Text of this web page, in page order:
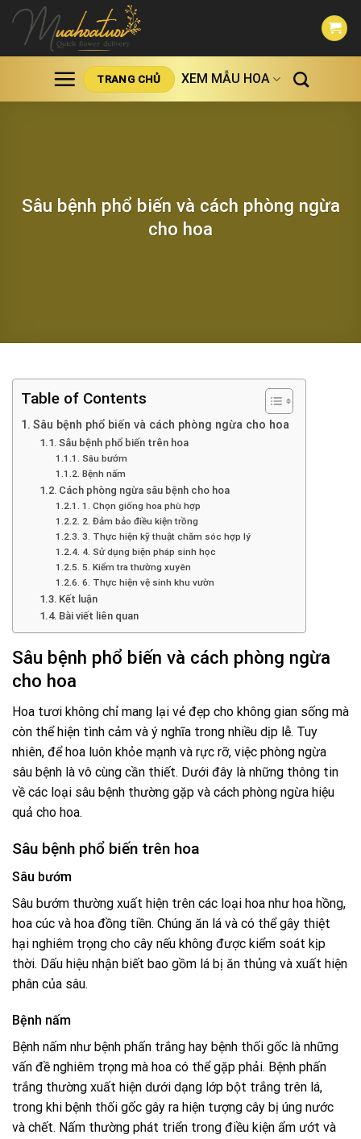
Skip
content
TRANG CHỦ XEM MẪU HOA
Sâu bệnh phổ biến và cách phòng ngừa
cho hoa
Table of Contents
Sâu bệnh phổ biến và cách phòng ngừa cho hoa
Sâu bệnh phổ biến trên hoa
Sâu bướm
Bệnh nấm
Cách phòng ngừa sâu bệnh cho hoa
1. Chọn giống hoa phù hợp
2. Đảm bảo điều kiện trồng
3. Thực hiện kỹ thuật chăm sóc hợp lý
4. Sử dụng biện pháp sinh học
5. Kiểm tra thường xuyên
6. Thực hiện vệ sinh khu vườn
Kết luận
Bài viết liên quan
Sâu bệnh phổ biến và cách phòng ngừa
cho hoa
Hoa tươi không chỉ mang lại vẻ đẹp cho không gian sống mà
còn thể hiện tình cảm và ý nghĩa trong nhiều dịp lễ. Tuy
nhiên, để hoa luôn khỏe mạnh và rực rỡ, việc phòng ngừa
sâu bệnh là vô cùng cần thiết. Dưới đây là những thông tin
về các loại sâu bệnh thường gặp và cách phòng ngừa hiệu
quả cho hoa.
Sâu bệnh phổ biến trên hoa
Sâu bướm
Sâu bướm thường xuất hiện trên các loại hoa như hoa hồng,
hoa cúc và hoa đồng tiền. Chúng ăn lá và có thể gây thiệt
hại nghiêm trọng cho cây nếu không được kiểm soát kịp
thời. Dấu hiệu nhận biết bao gồm lá bị ăn thủng và xuất hiện
phân của sâu.
Bệnh nấm
Bệnh nấm như bệnh phấn trắng hay bệnh thối gốc là những
vấn đề nghiêm trọng mà hoa có thể gặp phải. Bệnh phấn
trắng thường xuất hiện dưới dạng lớp bột trắng trên lá,
trong khi bệnh thối gốc gây ra hiện tượng cây bị úng nước
và chết. Nấm thường phát triển trong điều kiện ẩm ướt và